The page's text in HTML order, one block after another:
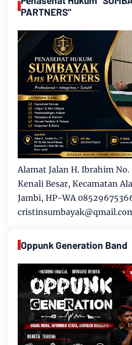
PARTNERS"
Alamat Jalan H. Ibrahim No.
Kenali Besar, Kecamatan
Jambi, HP-WA
Oppunk Generation Band